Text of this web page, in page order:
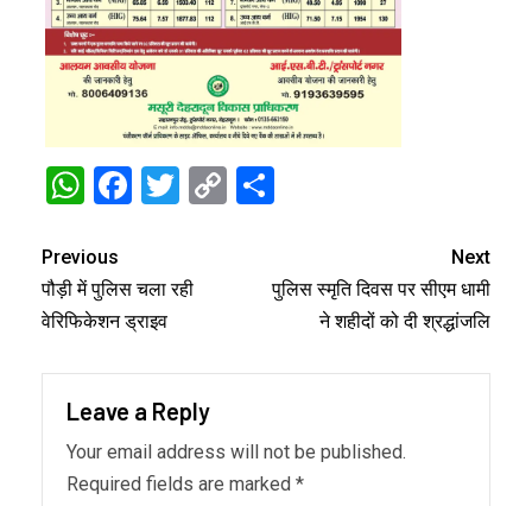
WhatsApp
Facebook
Twitter
Copy
Previous
पौड़ी में पुलिस चला रही
वेरिफिकेशन ड्राइव
Next
पुलिस स्मृति दिवस पर सीएम धामी
ने शहीदों को दी श्रद्धांजलि
Leave a Reply
Your email address will not be published.
Required fields are marked *